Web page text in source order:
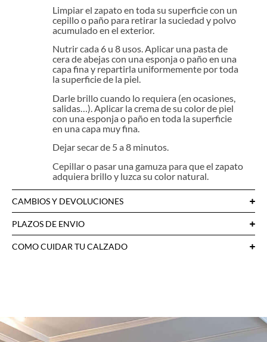
Limpiar el zapato en toda su superficie con un
cepillo o paño para retirar la suciedad y polvo
acumulado en el exterior.
Nutrir cada 6 u 8 usos. Aplicar una pasta de
cera de abejas con una esponja o paño en una
capa fina y repartirla uniformemente por toda
la superficie de la piel.
Darle brillo cuando lo requiera (en ocasiones,
salidas…). Aplicar la crema de su color de piel
con una esponja o paño en toda la superficie
en una capa muy fina.
Dejar secar de 5 a 8 minutos.
Cepillar o pasar una gamuza para que el zapato
adquiera brillo y luzca su color natural.
CAMBIOS Y DEVOLUCIONES
PLAZOS DE ENVIO
COMO CUIDAR TU CALZADO